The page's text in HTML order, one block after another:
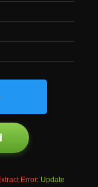
Error: Update